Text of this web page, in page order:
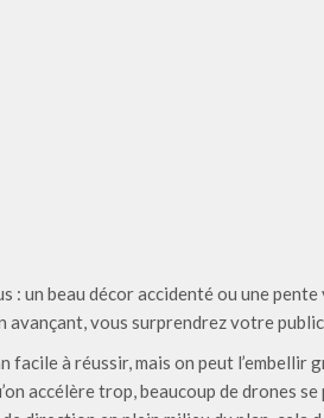
: un beau décor accidenté ou une
avançant, vous surprendrez votre
facile à réussir, mais on peut
accélère trop, beaucoup de drones